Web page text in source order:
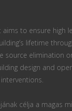
aims to ensure high
lifetime
source elimination
design and
célja a magas